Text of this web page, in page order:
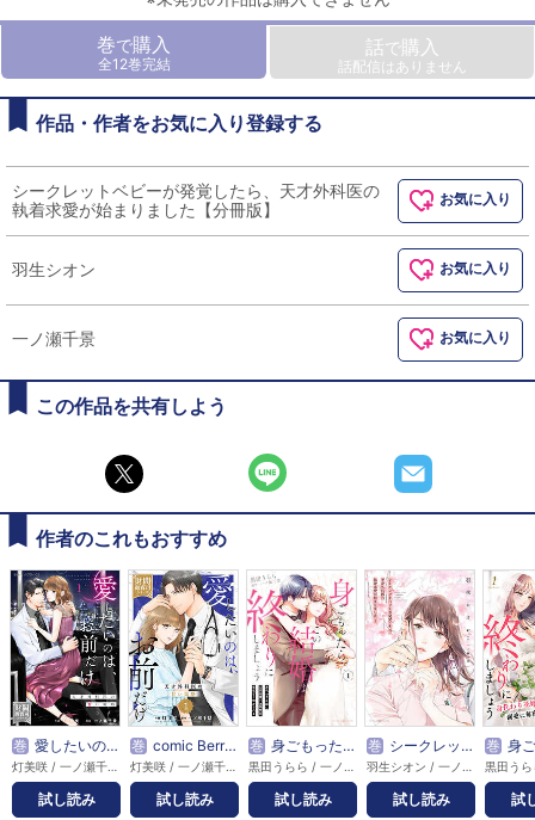
巻で購入
全12巻完結
話で購入
話配信はありません
作品・作者をお気に入り登録する
シークレットベビーが発覚したら、天才外科医の
執着求愛が始まりました【分冊版】
お気に入り
羽生シオン お気に入り
一ノ瀬千景 お気に入り
この作品を共有しよう
作者のこれもおすすめ
巻 愛したいのは、お前だけ～天才外科医の甘い策略～【財閥御曹司シリーズ】
試し読み
巻 comic Berry’s愛したいのは、お前だけ～天才外科医の甘い策略～【財閥御曹司シリーズ】
試し読み
巻 身ごもったら、この結婚は終わりにしましょう～身代わり花嫁はＳ系弁護士の溺愛に毎夜甘く啼かされる～
試し読み
巻 シークレットベビーが発覚したら、天才外科医の執着求愛が始まりました
試し読み
巻 身ごもったら、この結婚は終わりにしま
試